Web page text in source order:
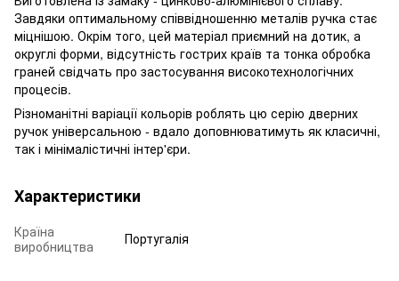
Завдяки оптимальному співвідношенню металів ручка стає
міцнішою. Окрім того, цей матеріал приємний на дотик, а
округлі форми, відсутність гострих країв та тонка обробка
граней свідчать про застосування високотехнологічних
процесів.
Різноманітні варіації кольорів роблять цю серію дверних
ручок універсальною - вдало доповнюватимуть як класичні,
так і мінімалістичні інтер'єри.
Характеристики
Країна
виробництва
Португалія